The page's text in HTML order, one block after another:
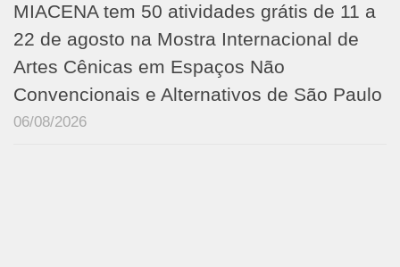
MIACENA tem 50 atividades grátis de 11 a
22 de agosto na Mostra Internacional de
Artes Cênicas em Espaços Não
Convencionais e Alternativos de São Paulo
06/08/2026